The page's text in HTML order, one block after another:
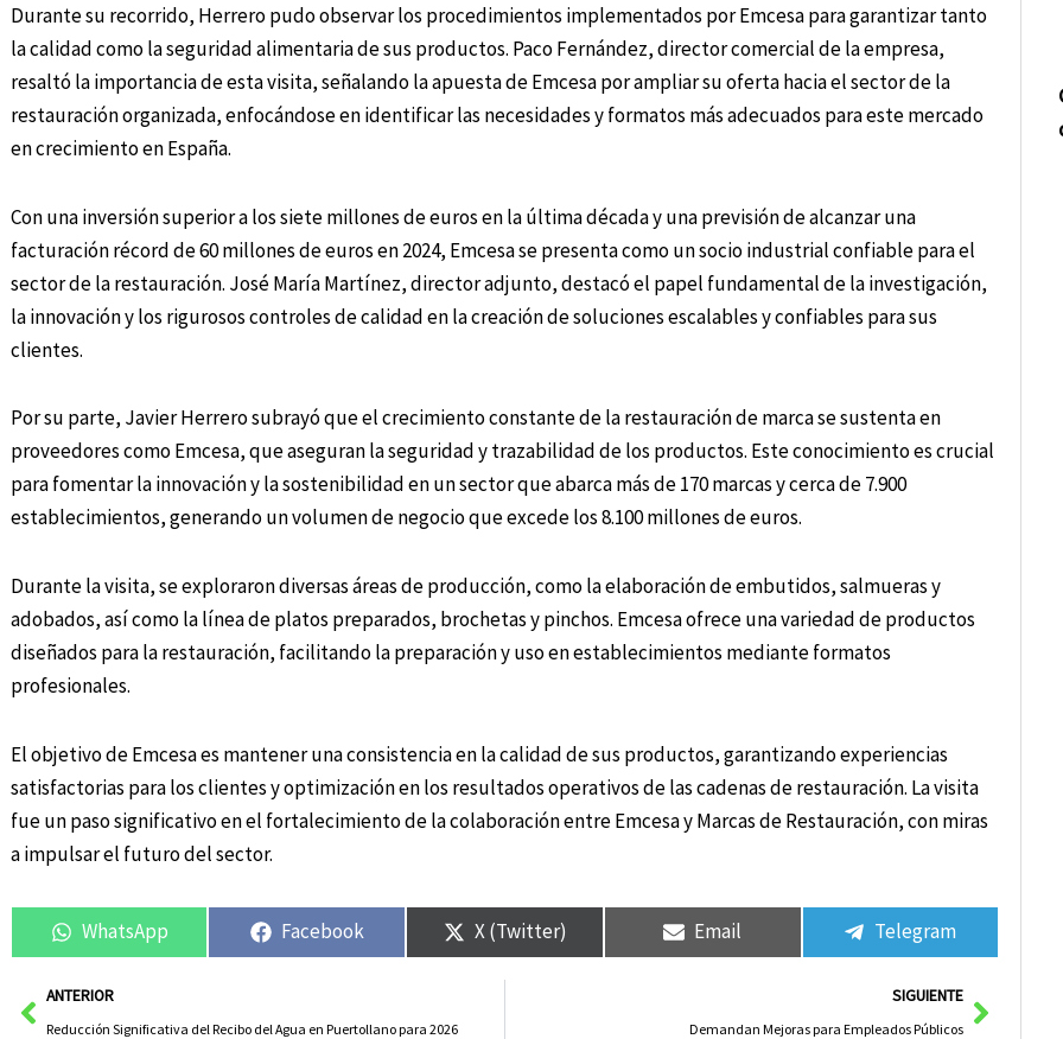
Durante su recorrido, Herrero pudo observar los procedimientos implementados por Emcesa para garantizar tanto
la calidad como la seguridad alimentaria de sus productos. Paco Fernández, director comercial de la empresa,
resaltó la importancia de esta visita, señalando la apuesta de Emcesa por ampliar su oferta hacia el sector de la
restauración organizada, enfocándose en identificar las necesidades y formatos más adecuados para este mercado
en crecimiento en España.
Con una inversión superior a los siete millones de euros en la última década y una previsión de alcanzar una
facturación récord de 60 millones de euros en 2024, Emcesa se presenta como un socio industrial confiable para el
sector de la restauración. José María Martínez, director adjunto, destacó el papel fundamental de la investigación,
la innovación y los rigurosos controles de calidad en la creación de soluciones escalables y confiables para sus
clientes.
Por su parte, Javier Herrero subrayó que el crecimiento constante de la restauración de marca se sustenta en
proveedores como Emcesa, que aseguran la seguridad y trazabilidad de los productos. Este conocimiento es crucial
para fomentar la innovación y la sostenibilidad en un sector que abarca más de 170 marcas y cerca de 7.900
establecimientos, generando un volumen de negocio que excede los 8.100 millones de euros.
Durante la visita, se exploraron diversas áreas de producción, como la elaboración de embutidos, salmueras y
adobados, así como la línea de platos preparados, brochetas y pinchos. Emcesa ofrece una variedad de productos
diseñados para la restauración, facilitando la preparación y uso en establecimientos mediante formatos
profesionales.
El objetivo de Emcesa es mantener una consistencia en la calidad de sus productos, garantizando experiencias
satisfactorias para los clientes y optimización en los resultados operativos de las cadenas de restauración. La visita
fue un paso significativo en el fortalecimiento de la colaboración entre Emcesa y Marcas de Restauración, con miras
a impulsar el futuro del sector.
WhatsApp Facebook X (Twitter) Email Telegram
AntANTERIOR
Reducción Significativa del Recibo del Agua en Puertollano para 2026
SIGUIENTE
Demandan Mejoras para Empleados Públicos